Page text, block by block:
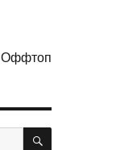
Оффтоп
ПОИСК